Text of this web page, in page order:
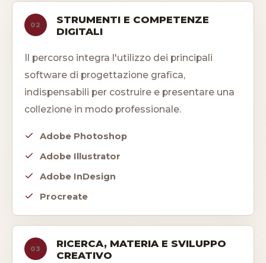
02
STRUMENTI E COMPETENZE
DIGITALI
Il percorso integra l'utilizzo dei principali
software di progettazione grafica,
indispensabili per costruire e presentare una
collezione in modo professionale.
Adobe Photoshop
Adobe Illustrator
Adobe InDesign
Procreate
03
RICERCA, MATERIA E SVILUPPO
CREATIVO